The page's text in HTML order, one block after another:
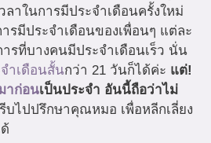
ลาในการมีประจำเดือนครั้งใหม่
รมีประจำเดือนของเพื่อนๆ แต่ละ
รที่บางคนมีประจำเดือนเร็ว นั่น
ำเดือนสั้นกว่า 21 วันก็ได้ค่ะ แต่!
าก่อนเป็นประจำ อันนี้ถือว่าไม่
บไปปรึกษาคุณหมอ เพื่อหลีกเลี่ยง